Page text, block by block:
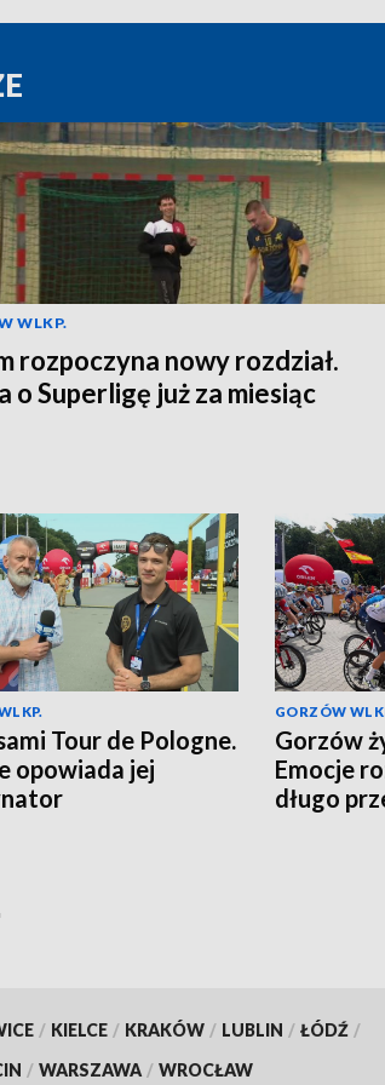
WLKP.
rozpoczyna nowy rozdział.
o Superligę już za miesiąc
Tour de Pologne.
opowiada jej
GORZÓW
Gorzów
Emocje
długo
/ KIELCE / KRAKÓW / LUBLIN / ŁÓDŹ /
/ WARSZAWA / WROCŁAW